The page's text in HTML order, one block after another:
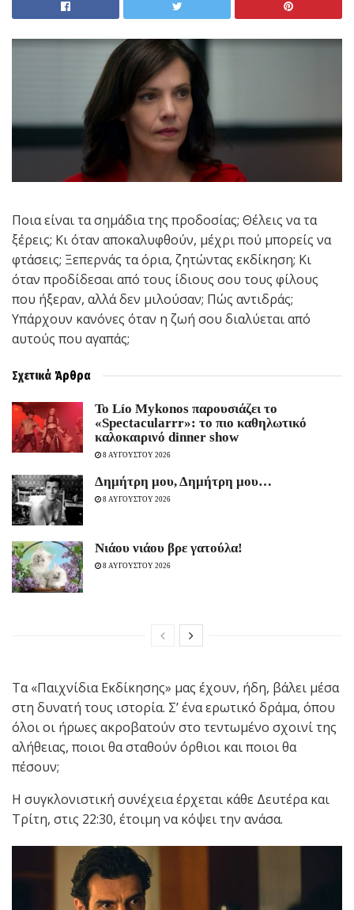
Ποια είναι τα σημάδια της προδοσίας; Θέλεις να τα
ξέρεις; Κι όταν αποκαλυφθούν, μέχρι πού μπορείς να
φτάσεις; Ξεπερνάς τα όρια, ζητώντας εκδίκηση; Κι
όταν προδίδεσαι από τους ίδιους σου τους φίλους
που ήξεραν, αλλά δεν μιλούσαν; Πώς αντιδράς;
Υπάρχουν κανόνες όταν η ζωή σου διαλύεται από
αυτούς που αγαπάς;
Σχετικά Άρθρα
Το Lío Mykonos παρουσιάζει το
«Spectacularrr»: το πιο καθηλωτικό
καλοκαιρινό dinner show
8 ΑΥΓΟΥΣΤΟΥ 2026
Δημήτρη μου, Δημήτρη μου…
8 ΑΥΓΟΥΣΤΟΥ 2026
Νιάου νιάου βρε γατούλα!
8 ΑΥΓΟΥΣΤΟΥ 2026
Τα «Παιχνίδια Εκδίκησης» μας έχουν, ήδη, βάλει μέσα
στη δυνατή τους ιστορία. Σ’ ένα ερωτικό δράμα, όπου
όλοι οι ήρωες ακροβατούν στο τεντωμένο σχοινί της
αλήθειας, ποιοι θα σταθούν όρθιοι και ποιοι θα
πέσουν;
Η συγκλονιστική συνέχεια έρχεται κάθε Δευτέρα και
Τρίτη, στις 22:30, έτοιμη να κόψει την ανάσα.